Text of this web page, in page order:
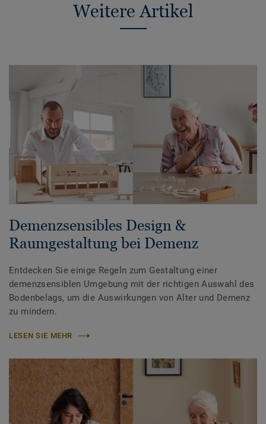
Weitere Artikel
Demenzsensibles Design &
Raumgestaltung bei Demenz
Entdecken Sie einige Regeln zum Gestaltung einer
demenzsensiblen Umgebung mit der richtigen Auswahl des
Bodenbelags, um die Auswirkungen von Alter und Demenz
zu mindern.
LESEN SIE MEHR